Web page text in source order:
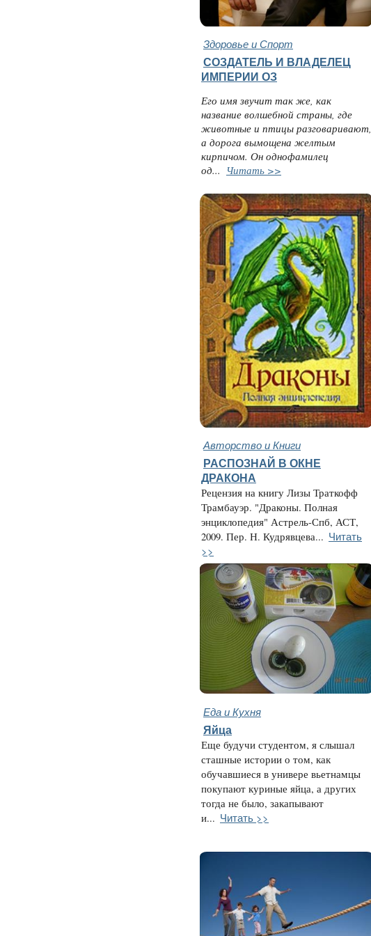
Здоровье и Спорт
СОЗДАТЕЛЬ И ВЛАДЕЛЕЦ
ИМПЕРИИ ОЗ
Его имя звучит так же, как
название волшебной страны, где
животные и птицы разговаривают,
а дорога вымощена желтым
кирпичом. Он однофамилец
од... Читать >>
Авторство и Книги
РАСПОЗНАЙ В ОКНЕ
ДРАКОНА
Рецензия на книгу Лизы Траткофф
Трамбауэр. "Драконы. Полная
энциклопедия" Астрель-Спб, АСТ,
2009. Пер. Н. Кудрявцева... Читать
>>
Еда и Кухня
Яйца
Еще будучи студентом, я слышал
сташные истории о том, как
обучавшиеся в универе вьетнамцы
покупают куриные яйца, а других
тогда не было, закапывают
и... Читать >>